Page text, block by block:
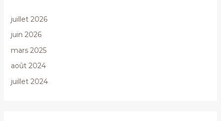
juillet 2026
juin 2026
mars 2025
août 2024
juillet 2024